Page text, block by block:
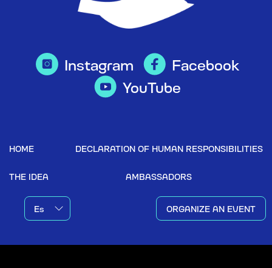
Instagram
Facebook
YouTube
HOME DECLARATION OF HUMAN RESPONSIBILITIES
THE IDEA AMBASSADORS
ORGANIZE AN EVENT